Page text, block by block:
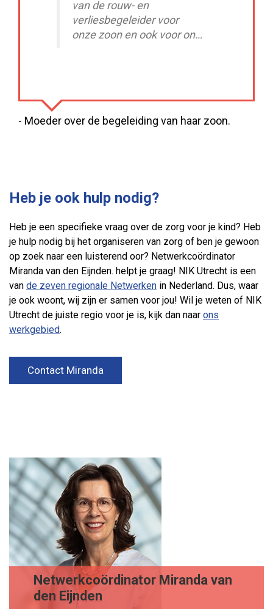
van de rouw- en
verliesbegeleider voor
onze zoon en ook voor ons
- Moeder over de begeleiding van haar zoon.
Heb je ook hulp nodig?
Heb je een specifieke vraag over de zorg voor je kind? Heb
je hulp nodig bij het organiseren van zorg of ben je gewoon
op zoek naar een luisterend oor? Netwerkcoördinator
Miranda van den Eijnden. helpt je graag! NIK Utrecht is een
van de zeven regionale Netwerken in Nederland. Dus, waar
je ook woont, wij zijn er samen voor jou! Wil je weten of NIK
Utrecht de juiste regio voor je is, kijk dan naar ons
werkgebied.
Contact Miranda
Netwerkcoördinator Miranda van
den Eijnden